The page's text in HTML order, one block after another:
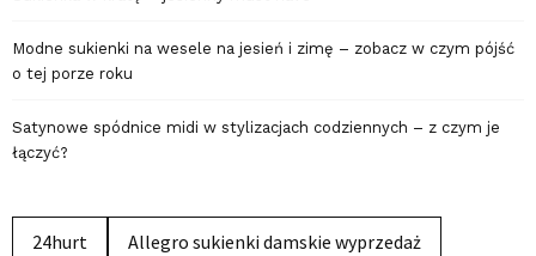
Modne sukienki na wesele na jesień i zimę – zobacz w czym pójść
o tej porze roku
Satynowe spódnice midi w stylizacjach codziennych – z czym je
łączyć?
24hurt Allegro sukienki damskie wyprzedaż